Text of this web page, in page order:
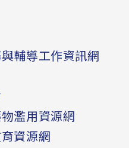
輔導工作資訊網
濫用資源網
資源網